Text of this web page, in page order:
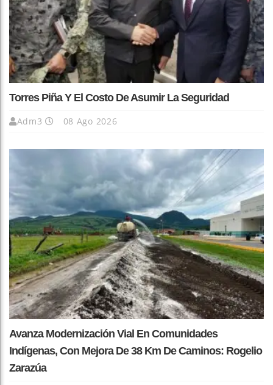
Torres Piña Y El Costo De Asumir La Seguridad
Adm3 08 Ago 2026
Avanza Modernización Vial En Comunidades
Indígenas, Con Mejora De 38 Km De Caminos: Rogelio
Zarazúa